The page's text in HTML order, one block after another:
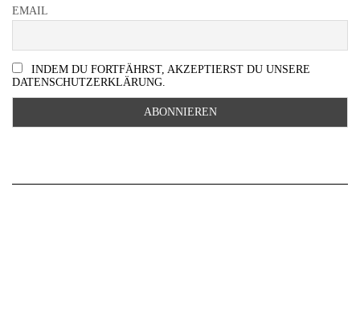
EMAIL
INDEM DU FORTFÄHRST, AKZEPTIERST DU UNSERE
DATENSCHUTZERKLÄRUNG.